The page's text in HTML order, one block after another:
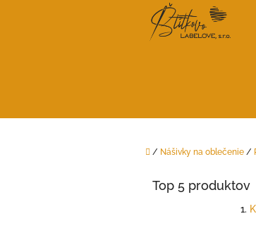
Domov
/ Nášivky na oblečenie /
Top 5 produktov